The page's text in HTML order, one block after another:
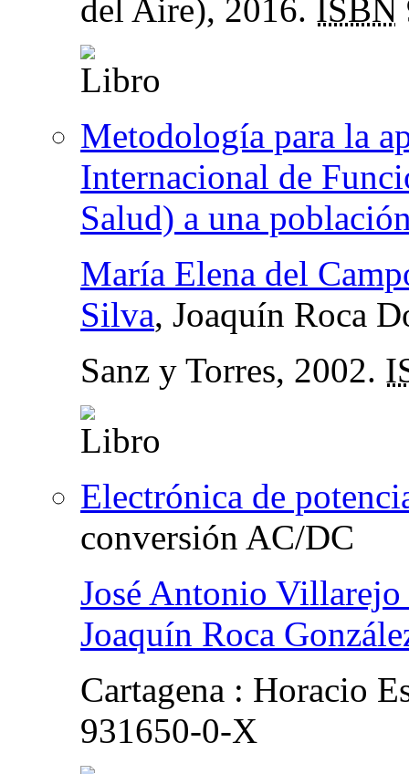
del Aire), 2016. ISBN
Metodología para la
Internacional de
Salud) a una
María Elena del
Silva, Joaquín Roca
Sanz y Torres, 2002.
Electrónica de
conversión AC/DC
José Antonio Villarejo
Joaquín Roca
Cartagena : Horacio
931650-0-X